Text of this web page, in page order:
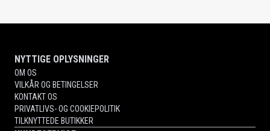
NYTTIGE OPLYSNINGER
OM OS
VILKÅR OG BETINGELSER
KONTAKT OS
PRIVATLIVS- OG COOKIEPOLITIK
TILKNYTTEDE BUTIKKER